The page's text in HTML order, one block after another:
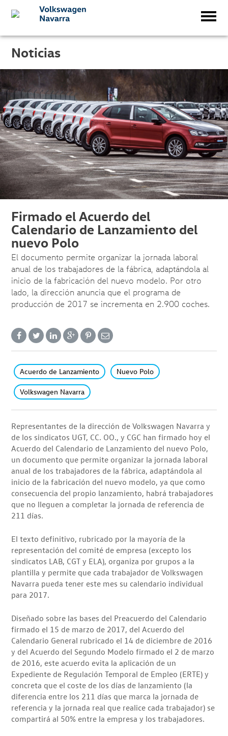
Noticias
Firmado el Acuerdo del
Calendario de Lanzamiento del
nuevo Polo
El documento permite organizar la jornada laboral
anual de los trabajadores de la fábrica, adaptándola al
inicio de la fabricación del nuevo modelo. Por otro
lado, la dirección anuncia que el programa de
producción de 2017 se incrementa en 2.900 coches.
Acuerdo de Lanzamiento Nuevo Polo
Volkswagen Navarra
Representantes de la dirección de Volkswagen Navarra y
de los sindicatos UGT, CC. OO., y CGC han firmado hoy el
Acuerdo del Calendario de Lanzamiento del nuevo Polo,
un documento que permite organizar la jornada laboral
anual de los trabajadores de la fábrica, adaptándola al
inicio de la fabricación del nuevo modelo, ya que como
consecuencia del propio lanzamiento, habrá trabajadores
que no lleguen a completar la jornada de referencia de
211 días.
El texto definitivo, rubricado por la mayoría de la
representación del comité de empresa (excepto los
sindicatos LAB, CGT y ELA), organiza por grupos a la
plantilla y permite que cada trabajador de Volkswagen
Navarra pueda tener este mes su calendario individual
para 2017.
Diseñado sobre las bases del Preacuerdo del Calendario
firmado el 15 de marzo de 2017, del Acuerdo del
Calendario General rubricado el 14 de diciembre de 2016
y del Acuerdo del Segundo Modelo firmado el 2 de marzo
de 2016, este acuerdo evita la aplicación de un
Expediente de Regulación Temporal de Empleo (ERTE) y
concreta que el coste de los días de lanzamiento (la
diferencia entre los 211 días que marca la jornada de
referencia y la jornada real que realice cada trabajador) se
compartirá al 50% entre la empresa y los trabajadores.